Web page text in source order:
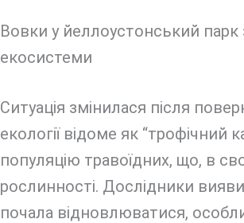
Вовки у йеллоустонський
екосистеми
Ситуація змінилася після
екології відоме як
популяцію травоїдних, що, в
рослинності. Дослідники
почала відновлюватися,